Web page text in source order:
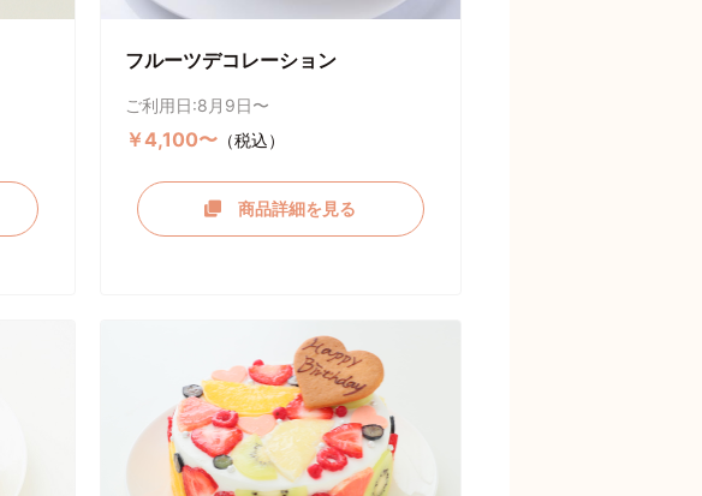
フルーツデコレーション
ご利用日:8月9日〜
￥4,100〜（税込）
商品詳細を見る